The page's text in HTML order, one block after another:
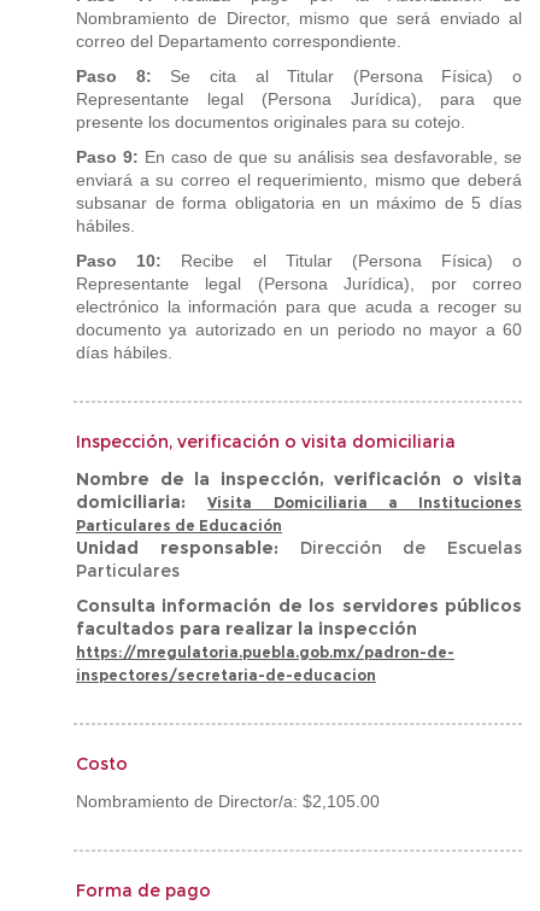
Nombramiento de Director, mismo que será enviado al
correo del Departamento correspondiente.
Paso 8: Se cita al Titular (Persona Física) o
Representante legal (Persona Jurídica), para que
presente los documentos originales para su cotejo.
Paso 9: En caso de que su análisis sea desfavorable, se
enviará a su correo el requerimiento, mismo que deberá
subsanar de forma obligatoria en un máximo de 5 días
hábiles.
Paso 10: Recibe el Titular (Persona Física) o
Representante legal (Persona Jurídica), por correo
electrónico la información para que acuda a recoger su
documento ya autorizado en un periodo no mayor a 60
días hábiles.
Inspección, verificación o visita domiciliaria
Nombre de la inspección, verificación o visita
domiciliaria:
Visita Domiciliaria a Instituciones
Particulares de Educación
Unidad responsable: Dirección de Escuelas
Particulares
Consulta información de los servidores públicos
facultados para realizar la inspección
https://mregulatoria.puebla.gob.mx/padron-de-
inspectores/secretaria-de-educacion
Costo
Nombramiento de Director/a: $2,105.00
Forma de pago